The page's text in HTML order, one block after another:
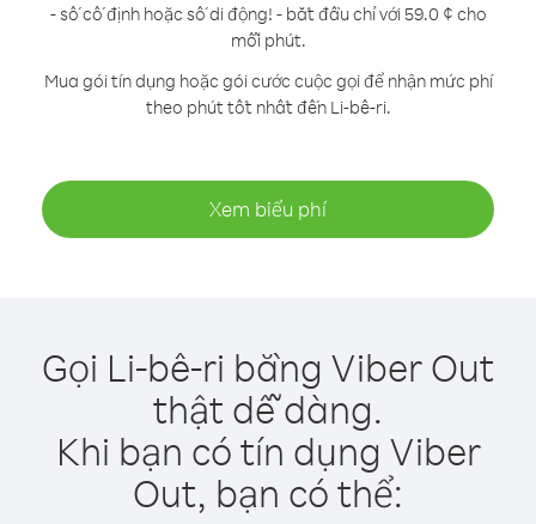
- số cố định hoặc số di động! - bắt đầu chỉ với 59.0 ¢ cho
mỗi phút.
Mua gói tín dụng hoặc gói cước cuộc gọi để nhận mức phí
theo phút tốt nhất đến Li-bê-ri.
Xem biểu phí
Gọi Li-bê-ri bằng Viber Out
thật dễ dàng.
Khi bạn có tín dụng Viber
Out, bạn có thể: